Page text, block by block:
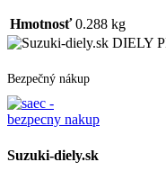
Hmotnosť 0.288 kg
DIELY
Bezpečný nákup
Suzuki-diely.sk